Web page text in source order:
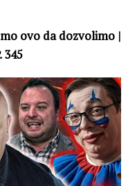
ovo da dozvolimo |
345